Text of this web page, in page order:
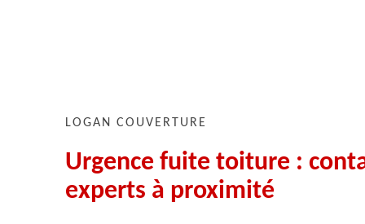
LOGAN COUVERTURE
Urgence fuite toiture :
experts à proximité